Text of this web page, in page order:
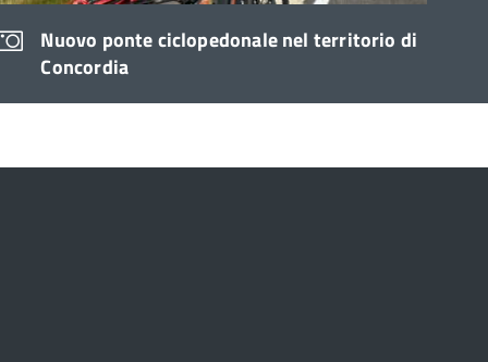
Nuovo ponte ciclopedonale nel territorio di
Concordia